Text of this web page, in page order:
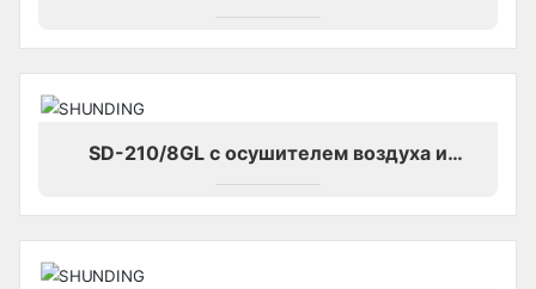
SD-210/8GL с осушителем воздуха и
охладителем воздуха Для фрезерного станка